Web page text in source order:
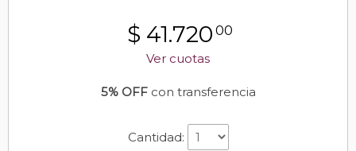
$ 41.720 00
Ver cuotas
5% OFFcon transferencia
Cantidad: